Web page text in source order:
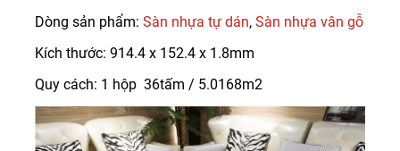
Dòng sản phẩm: Sàn nhựa tự dán, Sàn nhựa vân gỗ
Kích thước: 914.4 x 152.4 x 1.8mm
Quy cách: 1 hộp 36tấm / 5.0168m2